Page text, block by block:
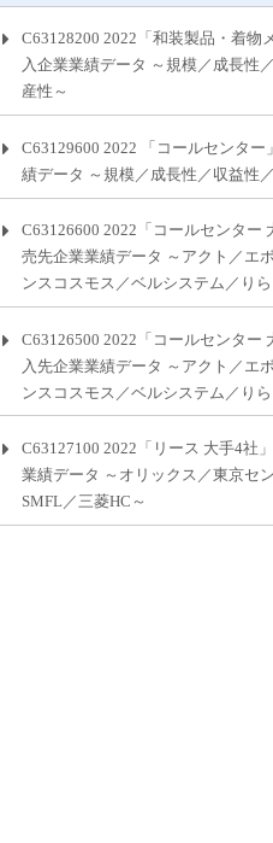
C63128200 2022「和装製品・着物
入企業業績データ ～規模／成長性
産性～
C63129600 2022 「コールセンター
績データ ～規模／成長性／収益性
C63126600 2022「コールセンター
売先企業業績データ ～アクト／エ
ンスコスモス／ベルシステム／りら
C63126500 2022「コールセンター
入先企業業績データ ～アクト／エ
ンスコスモス／ベルシステム／りら
C63127100 2022「リース 大手4社
業績データ ～オリックス／東京セ
SMFL／三菱HC～